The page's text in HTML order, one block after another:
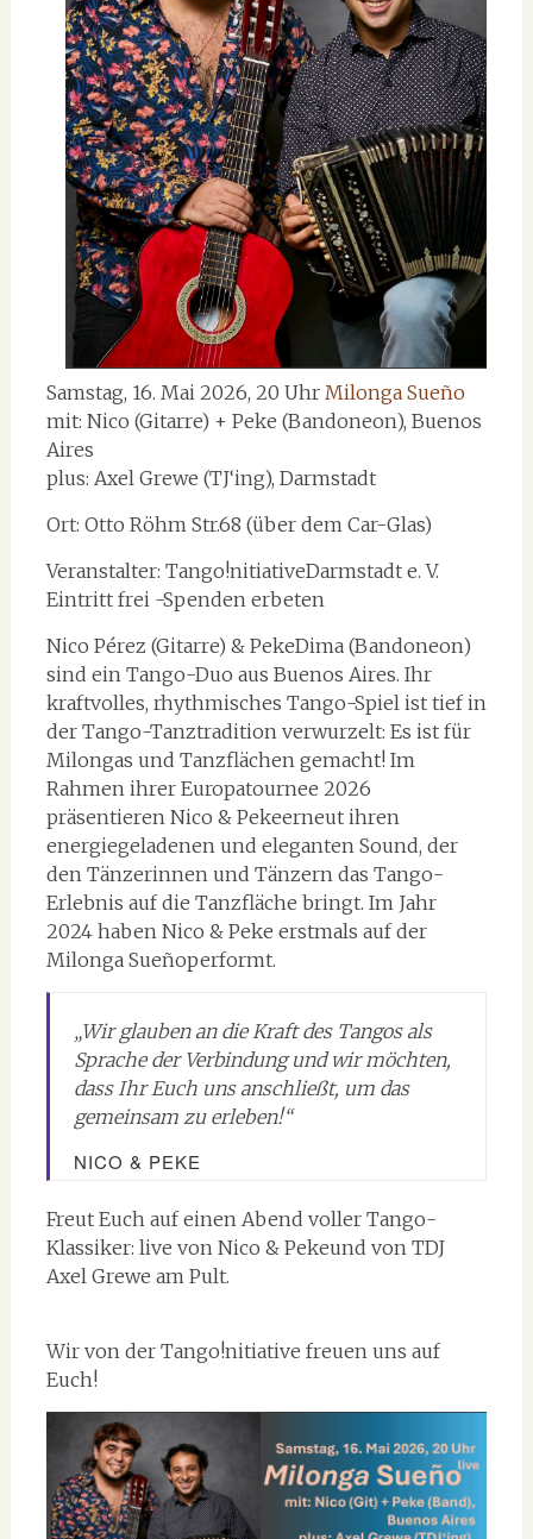
Samstag, 16. Mai 2026, 20 Uhr Milonga Sueño
mit: Nico (Gitarre) + Peke (Bandoneon), Buenos
Aires
plus: Axel Grewe (TJ‘ing), Darmstadt
Ort: Otto Röhm Str.68 (über dem Car-Glas)
Veranstalter: Tango!nitiativeDarmstadt e. V.
Eintritt frei -Spenden erbeten
Nico Pérez (Gitarre) & PekeDima (Bandoneon)
sind ein Tango-Duo aus Buenos Aires. Ihr
kraftvolles, rhythmisches Tango-Spiel ist tief in
der Tango-Tanztradition verwurzelt: Es ist für
Milongas und Tanzflächen gemacht! Im
Rahmen ihrer Europatournee 2026
präsentieren Nico & Pekeerneut ihren
energiegeladenen und eleganten Sound, der
den Tänzerinnen und Tänzern das Tango-
Erlebnis auf die Tanzfläche bringt. Im Jahr
2024 haben Nico & Peke erstmals auf der
Milonga Sueñoperformt.
„Wir glauben an die Kraft des Tangos als
Sprache der Verbindung und wir möchten,
dass Ihr Euch uns anschließt, um das
gemeinsam zu erleben!“
NICO & PEKE
Freut Euch auf einen Abend voller Tango-
Klassiker: live von Nico & Pekeund von TDJ
Axel Grewe am Pult.
Wir von der Tango!nitiative freuen uns auf
Euch!